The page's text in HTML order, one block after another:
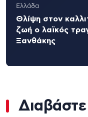
Ελλάδα
Θλίψη στον
ζωή ο λαϊκός
Ξανθάκης